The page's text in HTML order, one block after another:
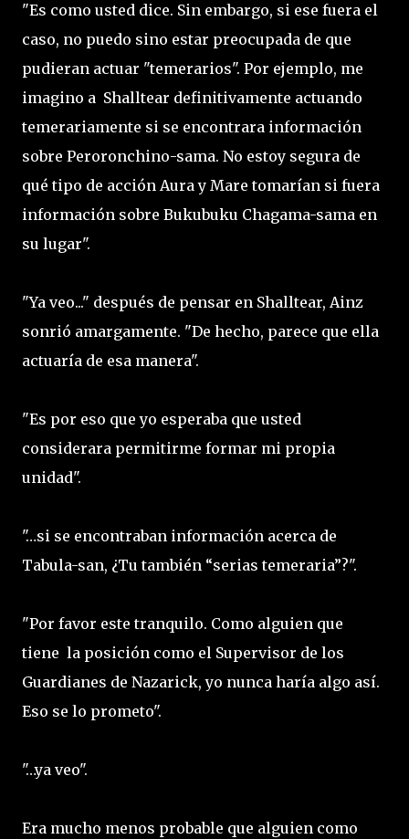
"Es como usted dice. Sin embargo, si ese fuera el
caso, no puedo sino estar preocupada de que
pudieran actuar "temerarios". Por ejemplo, me
imagino a Shalltear definitivamente actuando
temerariamente si se encontrara información
sobre Peroronchino-sama. No estoy segura de
qué tipo de acción Aura y Mare tomarían si fuera
información sobre Bukubuku Chagama-sama en
su lugar".
"Ya veo..." después de pensar en Shalltear, Ainz
sonrió amargamente. "De hecho, parece que ella
actuaría de esa manera".
"Es por eso que yo esperaba que usted
considerara permitirme formar mi propia
unidad".
"…si se encontraban información acerca de
Tabula-san, ¿Tu también “serias temeraria”?".
"Por favor este tranquilo. Como alguien que
tiene la posición como el Supervisor de los
Guardianes de Nazarick, yo nunca haría algo así.
Eso se lo prometo".
"…ya veo".
Era mucho menos probable que alguien como